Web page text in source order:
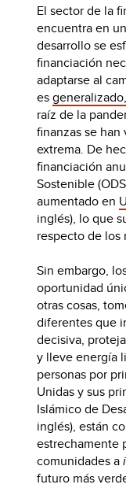
El sector de la
encuentra en
desarrollo se
financiación
adaptarse al
es
raíz de la
finanzas se
extrema. De
financiación
Sostenible
aumentado en
inglés), lo que
respecto de los
Sin embargo,
oportunidad
otras cosas,
diferentes que
decisiva,
y lleve energía
personas por
Unidas y sus
Islámico de
inglés), están
estrechamente
comunidades a
futuro más